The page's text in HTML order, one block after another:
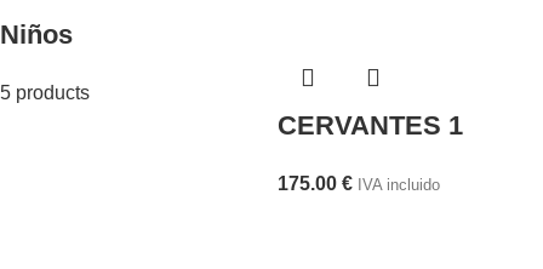
Niños
5 products
CERVANTES 1
175.00 € IVA incluido